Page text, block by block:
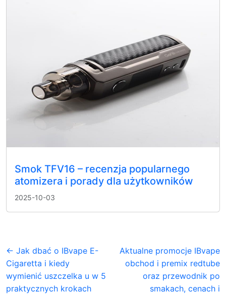
Smok TFV16 – recenzja popularnego
atomizera i porady dla użytkowników
2025-10-03
← Jak dbać o IBvape E-
Cigaretta i kiedy
wymienić uszczelka u w 5
praktycznych krokach
Aktualne promocje IBvape
obchod i premix redtube
oraz przewodnik po
smakach, cenach i